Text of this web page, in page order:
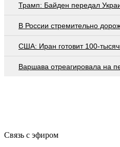
Трамп: Байден передал
В России стремительно
США: Иран готовит 100-
Варшава отреагировала на
Связь с эфиром